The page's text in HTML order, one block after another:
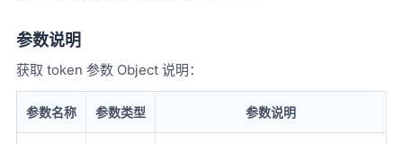
参数说明
获取 token 参数 Object 说明：
参数名称 参数类型 参数说明